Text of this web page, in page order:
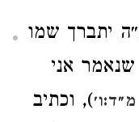
יתברך שמו
אני
), וכתיב